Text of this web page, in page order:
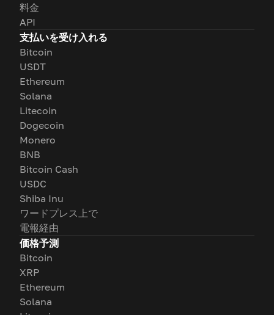
料金
API
支払いを受け入れる
Bitcoin
USDT
Ethereum
Solana
Litecoin
Dogecoin
Monero
BNB
Bitcoin Cash
USDC
Shiba Inu
ワードプレス上で
電報経由
価格予測
Bitcoin
XRP
Ethereum
Solana